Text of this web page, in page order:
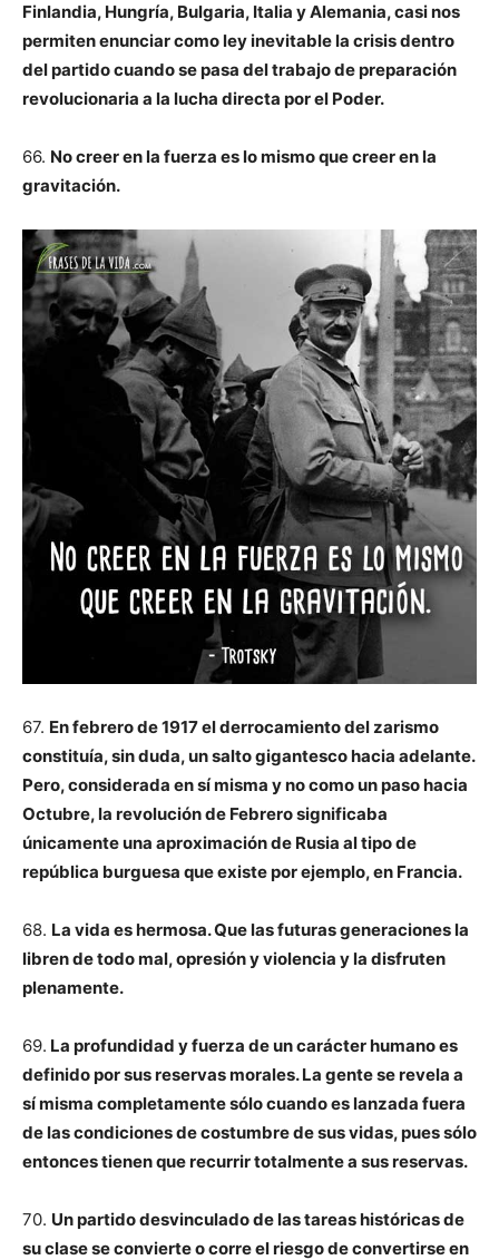
Finlandia, Hungría, Bulgaria, Italia y Alemania, casi nos
permiten enunciar como ley inevitable la crisis dentro
del partido cuando se pasa del trabajo de preparación
revolucionaria a la lucha directa por el Poder.
66. No creer en la fuerza es lo mismo que creer en la
gravitación.
67. En febrero de 1917 el derrocamiento del zarismo
constituía, sin duda, un salto gigantesco hacia adelante.
Pero, considerada en sí misma y no como un paso hacia
Octubre, la revolución de Febrero significaba
únicamente una aproximación de Rusia al tipo de
república burguesa que existe por ejemplo, en Francia.
68. La vida es hermosa. Que las futuras generaciones la
libren de todo mal, opresión y violencia y la disfruten
plenamente.
69. La profundidad y fuerza de un carácter humano es
definido por sus reservas morales. La gente se revela a
sí misma completamente sólo cuando es lanzada fuera
de las condiciones de costumbre de sus vidas, pues sólo
entonces tienen que recurrir totalmente a sus reservas.
70. Un partido desvinculado de las tareas históricas de
su clase se convierte o corre el riesgo de convertirse en